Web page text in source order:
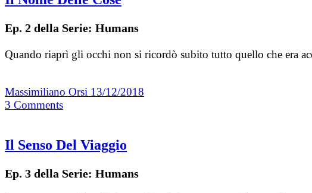
Ep. 2 della Serie: Humans
Quando riaprì gli occhi non si ricordò subito tutto quello che era
Massimiliano Orsi 13/12/2018
3 Comments
Il Senso Del Viaggio
Ep. 3 della Serie: Humans